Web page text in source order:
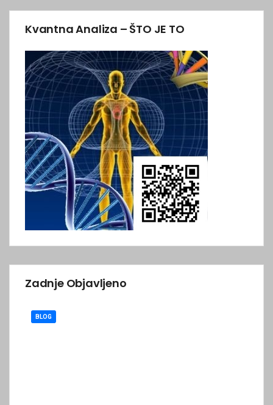
Kvantna Analiza – ŠTO JE TO
Zadnje Objavljeno
BLOG